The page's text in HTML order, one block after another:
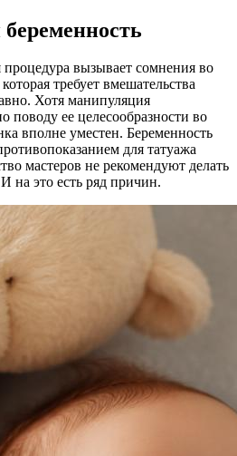
вызывает сомнения во
требует вмешательства
Хотя манипуляция
поводу ее целесообразности во
вполне уместен. Беременность
для татуажа
мастеров не рекомендуют делать
на это есть ряд причин.